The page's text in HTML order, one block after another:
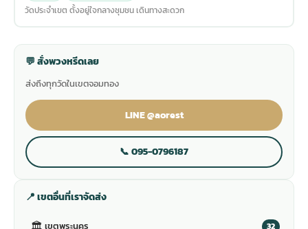
วัดประจำเขต ตั้งอยู่ใจกลางชุมชน เดินทางสะดวก
💬 สั่งพวงหรีดเลย
ส่งถึงทุกวัดในเขตจอมทอง
LINE @aorest
📞 095-0796187
📍 เขตอื่นที่เราจัดส่ง
เขตพระนคร 32